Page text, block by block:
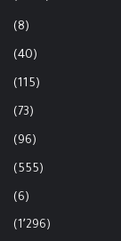
(8)
(40)
(115)
(73)
(96)
(555)
(6)
(1٬296)